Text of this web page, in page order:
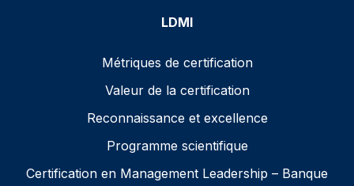
LDMI
Métriques de certification
Valeur de la certification
Reconnaissance et excellence
Programme scientifique
Certification en Management Leadership – Banque